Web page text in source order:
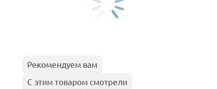
Рекомендуем вам
С этим товаром смотрели